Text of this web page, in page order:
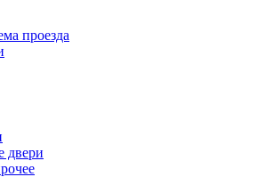
проезда
двери